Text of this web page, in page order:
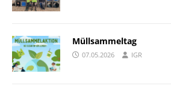
Müllsammeltag
07.05.2026 IGR